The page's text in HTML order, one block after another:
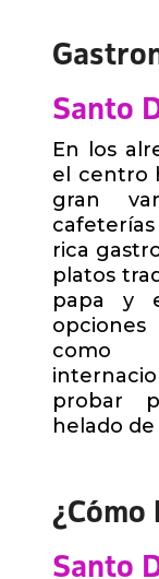
Santo
En los
el centro
gran
rica
platos
papa y
como
probar
helado
¿Cómo
Santo